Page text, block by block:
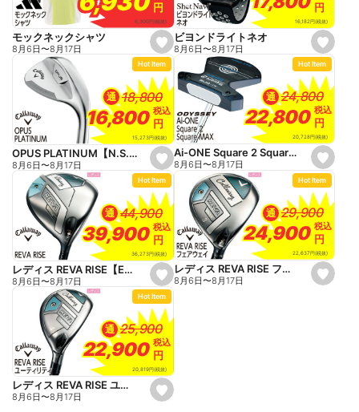
r
i
t
e
i
t
e
s
e
t
f
a
v
o
r
i
t
e
円
円
6,300円(税抜)
モックネックシャツ
8月6日〜8月17日
s
e
t
f
a
v
o
r
i
t
e
円
円
16,182円(税抜)
ビヨンドライトネオ
8月6日〜8月17日
s
e
t
f
a
v
o
r
i
t
e
Hot Item
通 18,800
18,800
16,800
16,800 税込
税込
円
円
15,273円(税抜)
OPUS PLATINUM【N.S.PRO 950NEO】
8月6日〜8月17日
s
e
t
f
a
v
o
r
i
t
e
Hot Item
通 24,800
24,800
22,800
22,800 税込
税込
円
円
20,728円(税抜)
Ai-ONE Square 2 Square MAX
8月6日〜8月17日
s
e
t
f
a
v
o
r
i
t
e
Hot Item
通 44,900
44,900
39,900
39,900 税込
税込
円
円
36,273円(税抜)
レディス REVA RISE【ELDIO 40 for Callaway】
8月6日〜8月17日
s
e
Hot Item
通 29,900
29,900
24,900
24,900 税込
税込
円
円
22,637円(税抜)
レディス REVA RISE フェアウェイ【ELDIO 40 for Callaway】
8月6日〜8月17日
s
e
Hot Item
通 25,900
25,900
22,900
22,900 税込
税込
円
円
20,819円(税抜)
レディス REVA RISE ユーティリティ【ELDIO 40 for Callaway】
8月6日〜8月17日